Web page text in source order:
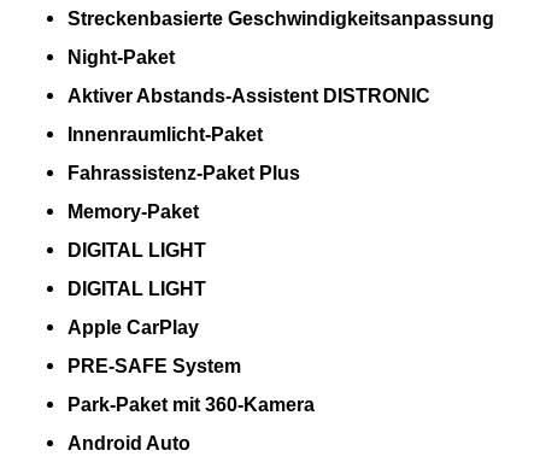
Streckenbasierte Geschwindigkeitsanpassung
Night-Paket
Aktiver Abstands-Assistent DISTRONIC
Innenraumlicht-Paket
Fahrassistenz-Paket Plus
Memory-Paket
DIGITAL LIGHT
DIGITAL LIGHT
Apple CarPlay
PRE-SAFE System
Park-Paket mit 360-Kamera
Android Auto